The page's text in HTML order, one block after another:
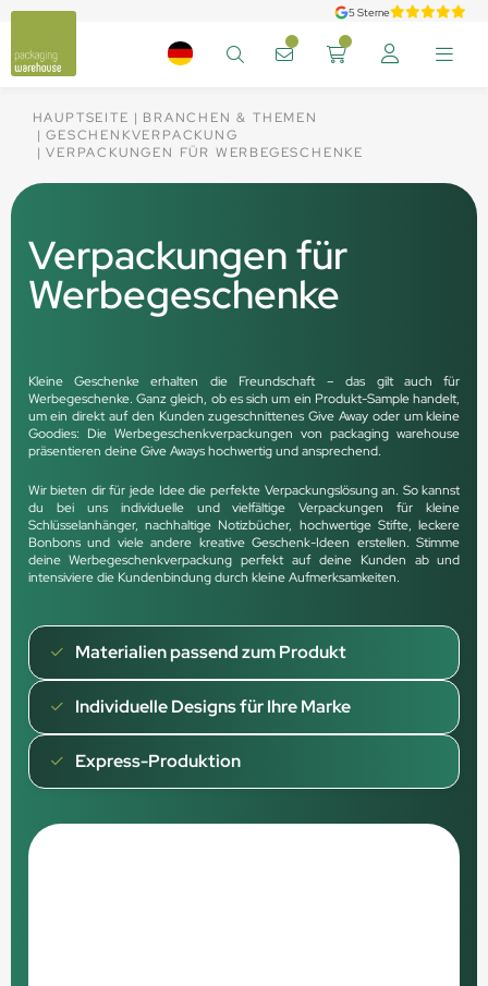
5 Sterne
HAUPTSEITE
BRANCHEN & THEMEN
GESCHENKVERPACKUNG
VERPACKUNGEN FÜR WERBEGESCHENKE
Verpackungen für
Werbegeschenke
Kleine Geschenke erhalten die Freundschaft – das gilt auch für
Werbegeschenke. Ganz gleich, ob es sich um ein Produkt-Sample handelt,
um ein direkt auf den Kunden zugeschnittenes Give Away oder um kleine
Goodies: Die Werbegeschenkverpackungen von packaging warehouse
präsentieren deine Give Aways hochwertig und ansprechend.
Wir bieten dir für jede Idee die perfekte Verpackungslösung an. So kannst
du bei uns individuelle und vielfältige Verpackungen für kleine
Schlüsselanhänger, nachhaltige Notizbücher, hochwertige Stifte, leckere
Bonbons und viele andere kreative Geschenk-Ideen erstellen. Stimme
deine Werbegeschenkverpackung perfekt auf deine Kunden ab und
intensiviere die Kundenbindung durch kleine Aufmerksamkeiten.
Materialien passend zum Produkt
Individuelle Designs für Ihre Marke
Express-Produktion